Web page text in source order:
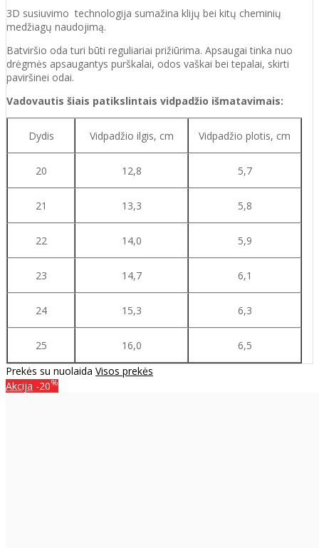
3D susiuvimo technologija sumažina klijų bei kitų cheminių
medžiagų naudojimą.
Batviršio oda turi būti reguliariai prižiūrima. Apsaugai tinka nuo
drėgmės apsaugantys purškalai, odos vaškai bei tepalai, skirti
paviršinei odai.
Vadovautis šiais patikslintais vidpadžio išmatavimais:
Dydis Vidpadžio ilgis, cm Vidpadžio plotis, cm
20 12,8 5,7
21 13,3 5,8
22 14,0 5,9
23 14,7 6,1
24 15,3 6,3
25 16,0
6,5
Prekės su nuolaida Visos prekės
Akcija -20%